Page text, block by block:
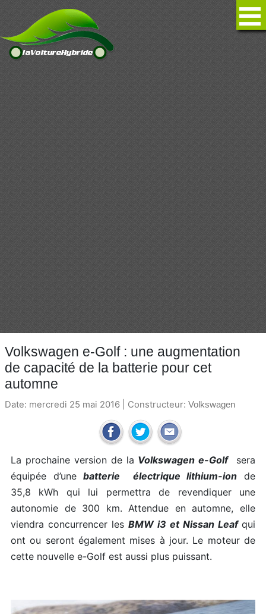
Volkswagen e-Golf : une augmentation
de capacité de la batterie pour cet
automne
Date: mercredi 25 mai 2016 | Constructeur: Volkswagen
La prochaine version de la Volkswagen e-Golfsera
équipée d’unebatterie électrique lithium-ion de
35,8 kWh qui lui permettra de revendiquer une
autonomie de 300 km. Attendue en automne, elle
viendra concurrencer les BMW i3 et Nissan Leaf qui
ont ou seront également mises à jour. Le moteur de
cette nouvelle e-Golf est aussi plus puissant.